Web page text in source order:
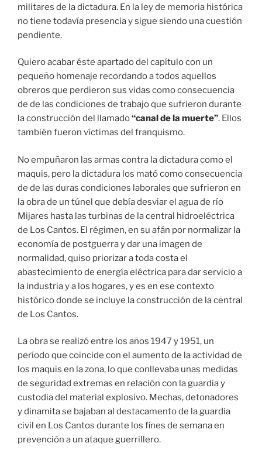
militares de la dictadura. En la ley de memoria histórica
no tiene todavía presencia y sigue siendo una cuestión
pendiente.
Quiero acabar éste apartado del capítulo con un
pequeño homenaje recordando a todos aquellos
obreros que perdieron sus vidas como consecuencia
de de las condiciones de trabajo que sufrieron durante
la construcción del llamado“canal de la muerte”. Ellos
también fueron víctimas del franquismo.
No empuñaron las armas contra la dictadura como el
maquis, pero la dictadura los mató como consecuencia
de de las duras condiciones laborales que sufrieron en
la obra de un túnel que debía desviar el agua de río
Mijares hasta las turbinas de la central hidroeléctrica
de Los Cantos. El régimen, en su afán por normalizar la
economía de postguerra y dar una imagen de
normalidad, quiso priorizar a toda costa el
abastecimiento de energía eléctrica para dar servicio a
la industria y a los hogares, y es en ese contexto
histórico donde se incluye la construcción de la central
de Los Cantos.
La obra se realizó entre los años 1947 y 1951, un
período que coincide con el aumento de la actividad de
los maquis en la zona, lo que conllevaba unas medidas
de seguridad extremas en relación con la guardia y
custodia del material explosivo. Mechas, detonadores
y dinamita se bajaban al destacamento de la guardia
civil en Los Cantos durante los fines de semana en
prevención a un ataque guerrillero.